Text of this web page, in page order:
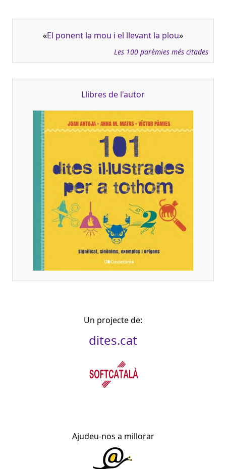
«El ponent la mou i el llevant la plou»
Les 100 parèmies més citades
Llibres de l'autor
Un projecte de:
dites.cat
Ajudeu-nos a millorar